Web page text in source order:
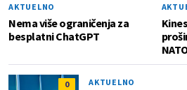
AKTUELNO
Nema više ograničenja za
besplatni ChatGPT
0 AKTUELNO